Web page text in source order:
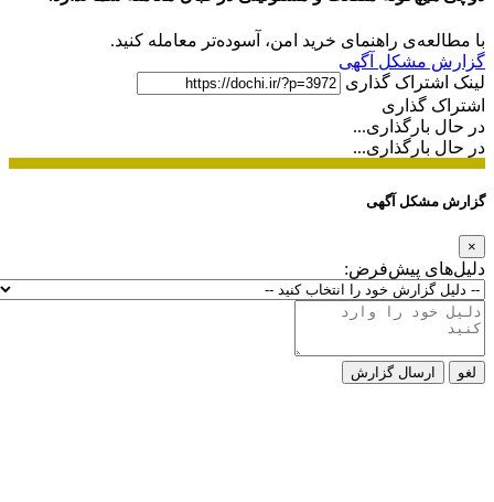
با مطالعه‌ی راهنمای خرید امن، آسوده‌تر معامله کنید.
گزارش مشکل آگهی
لینک اشتراک گذاری
اشتراک گذاری
در حال بارگذاری...
در حال بارگذاری...
گزارش مشکل آگهی
×
دلیل‌های پیش‌فرض:
لغو ارسال گزارش